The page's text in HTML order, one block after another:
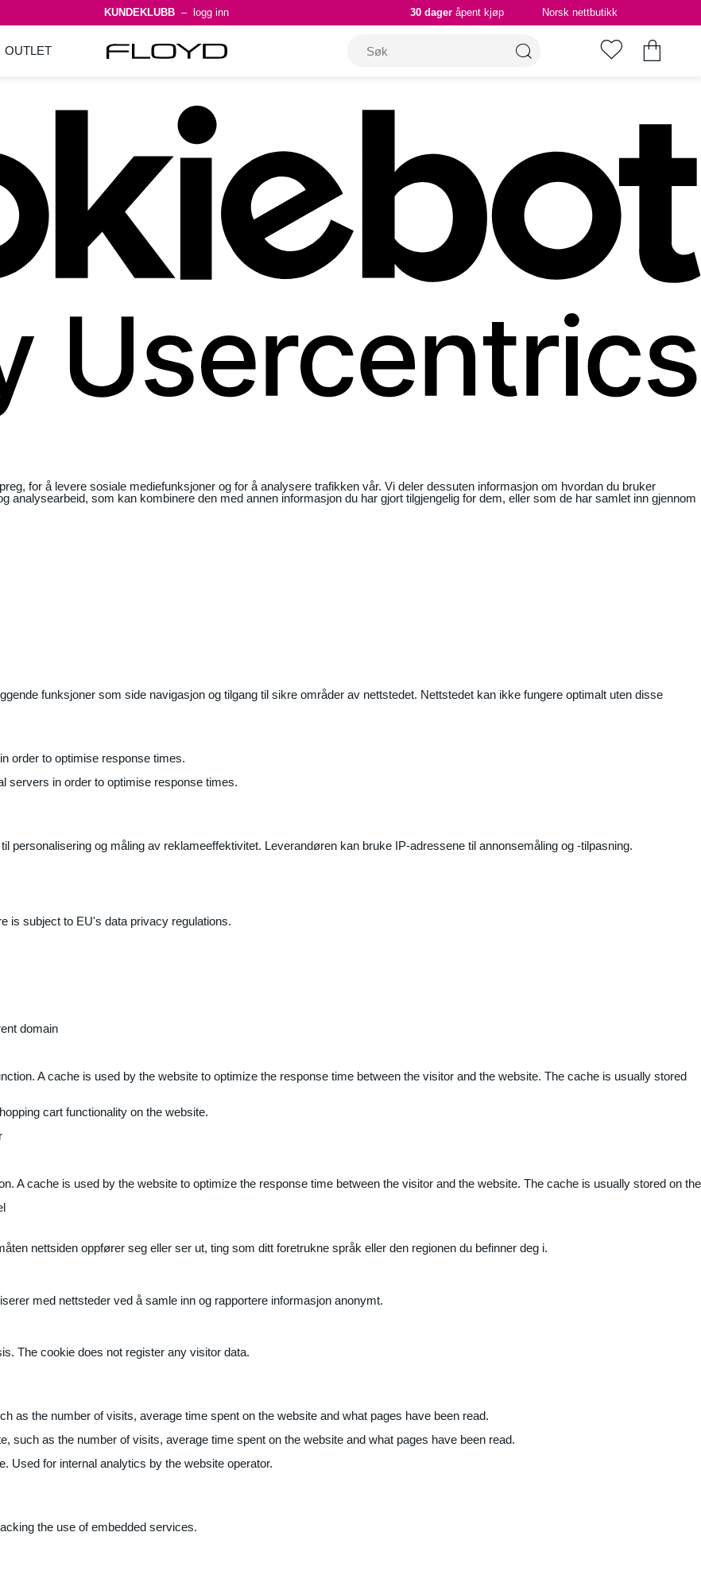
for å levere sosiale mediefunksjoner og for å analysere trafikken vår. Vi deler dessuten informasjon om hvordan du bruker
analysearbeid, som kan kombinere den med annen informasjon du har gjort tilgjengelig for dem, eller som de har samlet inn gjennom
funksjoner som side navigasjon og tilgang til sikre områder av nettstedet. Nettstedet kan ikke fungere optimalt uten disse
order to optimise response times.
servers in order to optimise response times.
personalisering og måling av reklameeffektivitet. Leverandøren kan bruke IP-adressene til annonsemåling og -tilpasning.
is subject to EU's data privacy regulations.
domain
A cache is used by the website to optimize the response time between the visitor and the website. The cache is usually stored
cart functionality on the website.
A cache is used by the website to optimize the response time between the visitor and the website. The cache is usually stored on the
nettsiden oppfører seg eller ser ut, ting som ditt foretrukne språk eller den regionen du befinner deg i.
med nettsteder ved å samle inn og rapportere informasjon anonymt.
The cookie does not register any visitor data.
as the number of visits, average time spent on the website and what pages have been read.
such as the number of visits, average time spent on the website and what pages have been read.
Used for internal analytics by the website operator.
the use of embedded services.
KUNDEKLUBB – logg inn 30 dager åpent kjøp Norsk nettbutikk
OUTLET